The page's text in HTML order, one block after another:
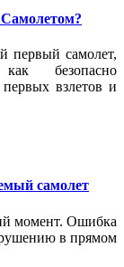
первый самолет,
безопасно
взлетов и
самолет
момент. Ошибка
в прямом